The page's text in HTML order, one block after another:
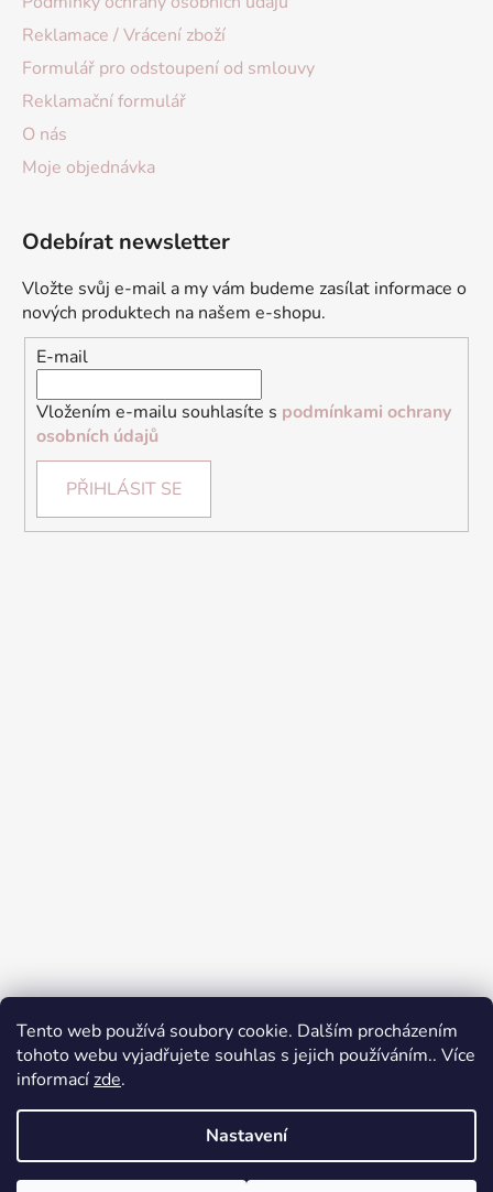
Tento web používá soubory cookie. Dalším procházením
tohoto webu vyjadřujete souhlas s jejich používáním.. Více
informacízde.
Nastavení
Reklamace / Vrácení zboží
Formulář pro odstoupení od smlouvy
Reklamační formulář
O nás
Moje objednávka
Odebírat newsletter
Vložte svůj e-mail a my vám budeme zasílat informace o
nových produktech na našem e-shopu.
E-mail
Vložením e-mailu souhlasíte s podmínkami ochrany
osobních údajů
PŘIHLÁSIT SE
Přijímáme online platby